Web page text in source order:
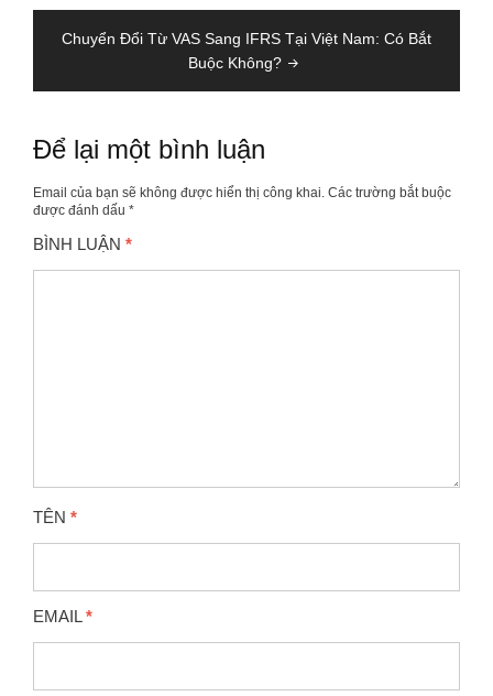
viết
Chuyển Đổi Từ VAS Sang IFRS Tại Việt Nam: Có Bắt
Buộc Không?
Để lại một bình luận
Email của bạn sẽ không được hiển thị công khai. Các trường bắt buộc
được đánh dấu *
BÌNH LUẬN *
TÊN *
EMAIL*